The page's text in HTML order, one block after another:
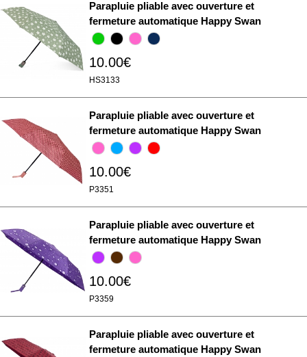
Parapluie pliable avec ouverture et
fermeture automatique Happy Swan
10.00€
HS3133
Parapluie pliable avec ouverture et
fermeture automatique Happy Swan
10.00€
P3351
Parapluie pliable avec ouverture et
fermeture automatique Happy Swan
10.00€
P3359
Parapluie pliable avec ouverture et
fermeture automatique Happy Swan